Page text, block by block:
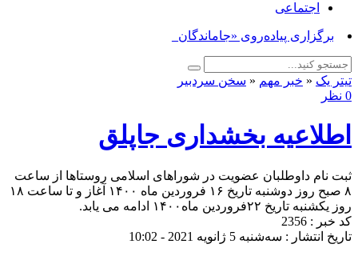
اجتماعی
برگزاری پیاده‌روی «جاماندگان اربع_
تیتر یک « خبر مهم « سخن سردبیر
0 نظر
اطلاعیه بخشداری جاپلق
ثبت نام داوطلبان عضویت در شوراهای اسلامی روستاها از ساعت
۸ صبح روز دوشنبه تاریخ ۱۶ فروردین ماه ۱۴۰۰ آغاز و تا ساعت ۱۸
روز یکشنبه تاریخ ۲۲فروردین ماه۱۴۰۰ ادامه می یابد.
کد خبر : 2356
تاریخ انتشار : سه‌شنبه 5 ژانویه 2021 - 10:02